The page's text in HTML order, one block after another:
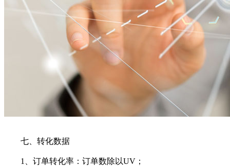
七、转化数据
1、订单转化率：订单数除以UV；